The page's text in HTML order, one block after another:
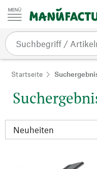
Zum Inhalt springen
Startseite